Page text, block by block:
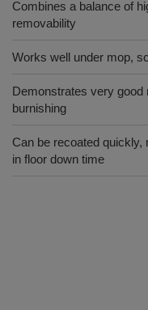
Combines a balance of
removability
Works well under mop,
Demonstrates very good
burnishing
Can be recoated quickly,
in floor down time